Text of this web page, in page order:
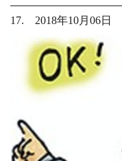
17. 2018年10月06日